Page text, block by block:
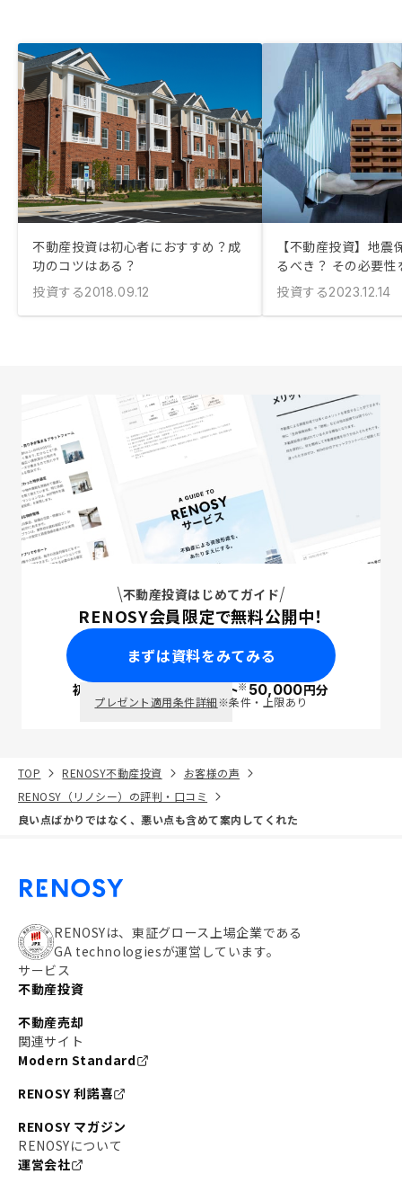
不動産投資は初心者におすすめ？成
功のコツはある？
投資する2018.09.12
【不動産投資】地
るべき？ その必要性
投資する2023.12.14
不動産投資はじめてガイド
RENOSY会員限定で無料公開中！
まずは資料をみてみる
初回面談で ポイント※50,000円分
プレゼント適用条件詳細※条件・上限あり
TOP RENOSY不動産投資
お客様の声
RENOSY（リノシー）の評判・口コミ
良い点ばかりではなく、悪い点も含めて案内してくれた
RENOSYは、東証グロース上場企業である
GA technologiesが運営しています。
サービス
不動産投資
不動産売却
関連サイト
Modern Standard
RENOSY 利諾喜
RENOSY マガジン
RENOSYについて
運営会社